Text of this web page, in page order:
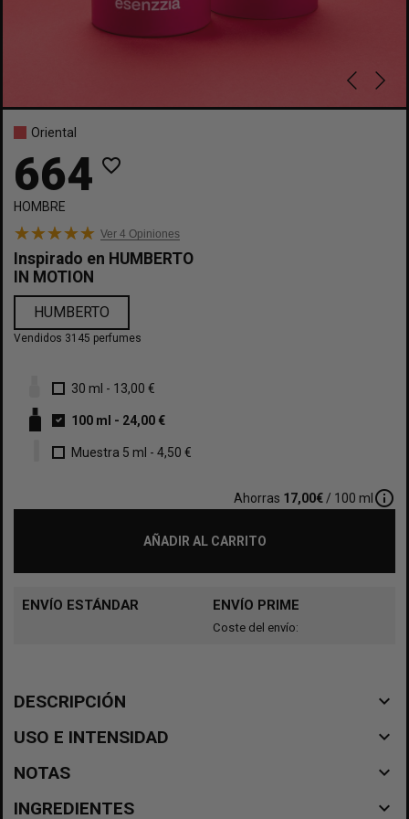
Oriental
664 favorite_border
HOMBRE
Ver 4 Opiniones
Inspirado en HUMBERTO
IN MOTION
HUMBERTO
Vendidos 3145 perfumes
30 ml - 13,00 €
100 ml - 24,00 €
Muestra 5 ml - 4,50 €
Ahorras 17,00€ / 100 mlinfo_outline
AÑADIR AL CARRITO
ENVÍO ESTÁNDAR ENVÍO PRIME
Coste del envío:
DESCRIPCIÓN navigate_before
USO E INTENSIDAD navigate_before
NOTAS navigate_before
INGREDIENTES navigate_before